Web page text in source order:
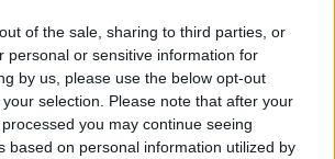
of the sale, sharing to third parties, or
personal or sensitive information for
by us, please use the below opt-out
selection. Please note that after your
you may continue seeing
based on personal information utilized by
AZ ECET VAGY A
A LEGERŐSEBB: EZT HASZNÁLJÁK A
ELLEN
a vízkövet